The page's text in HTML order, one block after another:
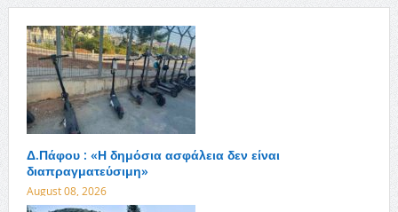
Δ.Πάφου : «Η δημόσια ασφάλεια δεν είναι
διαπραγματεύσιμη»
August 08, 2026